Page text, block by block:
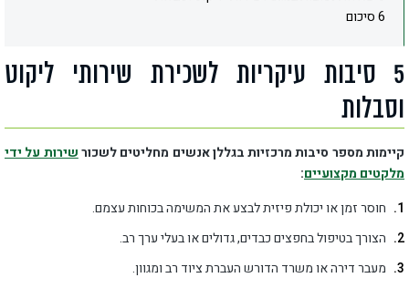
6 סיכום
5 סיבות עיקריות לשכירת שירותי ליקוט
וסבלות
קיימות מספר סיבות מרכזיות בגללן אנשים מחליטים לשכורשירות על ידי
מלקטים מקצועיים:
חוסר זמן או יכולת פיזית לבצע את המשימה בכוחות עצמם.
הצורך בטיפול בחפצים כבדים, גדולים או בעלי ערך רב.
מעבר דירה או משרד הדורש העברת ציוד רב ומגוון.